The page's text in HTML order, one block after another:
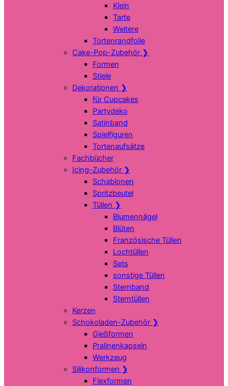
Klein
Tarte
Weitere
Tortenrandfolie
Cake-Pop-Zubehör ❯
Formen
Stiele
Dekorationen ❯
für Cupcakes
Partydeko
Satinband
Spielfiguren
Tortenaufsätze
Fachbücher
Icing-Zubehör ❯
Schablonen
Spritzbeutel
Tüllen ❯
Blumennägel
Blüten
Französische Tüllen
Lochtüllen
Sets
sonstige Tüllen
Sternband
Sterntüllen
Kerzen
Schokoladen-Zubehör ❯
Gießformen
Pralinenkapseln
Werkzeug
Silikonformen ❯
Flexformen